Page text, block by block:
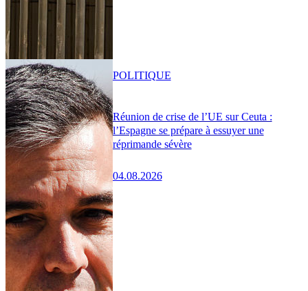
Réunion de crise de l’UE sur Ceuta :
l’Espagne se prépare à essuyer une
réprimande sévère
04.08.2026
POLITIQUE